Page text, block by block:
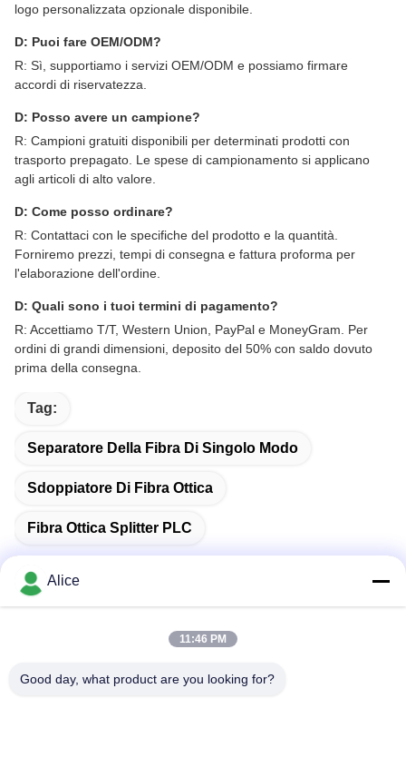
logo personalizzata opzionale disponibile.
D: Puoi fare OEM/ODM?
R: Sì, supportiamo i servizi OEM/ODM e possiamo firmare
accordi di riservatezza.
D: Posso avere un campione?
R: Campioni gratuiti disponibili per determinati prodotti con
trasporto prepagato. Le spese di campionamento si applicano
agli articoli di alto valore.
D: Come posso ordinare?
R: Contattaci con le specifiche del prodotto e la quantità.
Forniremo prezzi, tempi di consegna e fattura proforma per
l'elaborazione dell'ordine.
D: Quali sono i tuoi termini di pagamento?
R: Accettiamo T/T, Western Union, PayPal e MoneyGram. Per
ordini di grandi dimensioni, deposito del 50% con saldo dovuto
prima della consegna.
Tag:
Separatore Della Fibra Di Singolo Modo
Sdoppiatore Di Fibra Ottica
Fibra Ottica Splitter PLC
Indirizzo
Alice
11:46 PM
Good day, what product are you looking for?